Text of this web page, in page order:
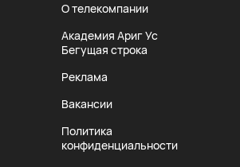
О телекомпании
Академия Ариг Ус
Бегущая строка
Реклама
Вакансии
Политика
конфиденциальности